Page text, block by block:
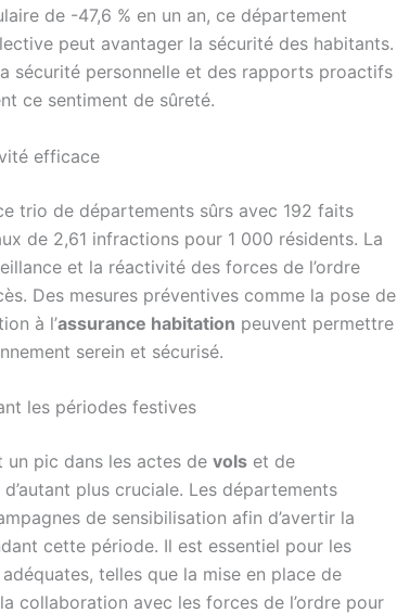
de -47,6 % en un an, ce département
peut avantager la sécurité des habitants.
sécurité personnelle et des rapports proactifs
ce sentiment de sûreté.
efficace
trio de départements sûrs avec 192 faits
de 2,61 infractions pour 1 000 résidents. La
et la réactivité des forces de l’ordre
Des mesures préventives comme la pose de
à l’assurance habitation peuvent permettre
serein et sécurisé.
les périodes festives
un pic dans les actes de vols et de
plus cruciale. Les départements
de sensibilisation afin d’avertir la
cette période. Il est essentiel pour les
telles que la mise en place de
collaboration avec les forces de l’ordre pour